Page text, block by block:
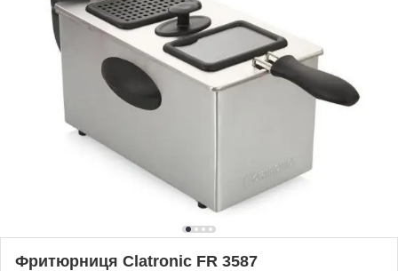
Фритюрниця Clatronic FR 3587